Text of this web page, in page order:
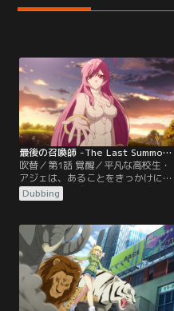
最後の召喚師 -The Last Summoner- 第01話／吹替
吹替／第1話 覚醒／平凡な高校生・
アジェは、あることをきっかけに女
神・ドラを召喚する。魂の契約を迫
る彼女に、平和な生活を狂わされる
い世界への扉を開くことになるー。
Dubbing